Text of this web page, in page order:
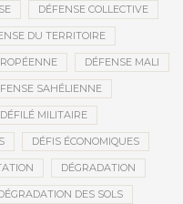
DÉFENSE COLLECTIVE
DU TERRITOIRE
DÉFENSE MALI
SAHÉLIENNE
DÉFILÉ MILITAIRE
DÉFIS ÉCONOMIQUES
DÉGRADATION
DES SOLS